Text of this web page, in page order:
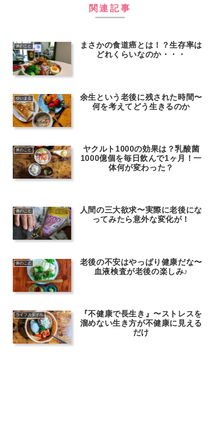
関連記事
体のこと
まさかの食道癌とは！？生存率は
どれくらいなのか・・・
ゆいまる
余生という老後に残された時間〜
何を考えてどう生きるのか
体のこと
ヤクルト1000の効果は？乳酸菌
1000億個を毎日飲んで1ヶ月！一
体何が変わった？
体のこと
人間の三大欲求〜実際に老後にな
ってみたら意外な変化が！
体のこと
老後の不安はやっぱり健康だな〜
血液検査が老後の楽しみ♪
ライフスタイル
『不健康で長生き』〜ストレスを
溜めない生き方が不健康に見える
だけ